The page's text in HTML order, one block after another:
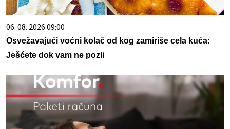
06. 08. 2026 09:00
Osvežavajući voćni kolač od kog zamiriše cela kuća:
Ješćete dok vam ne pozli